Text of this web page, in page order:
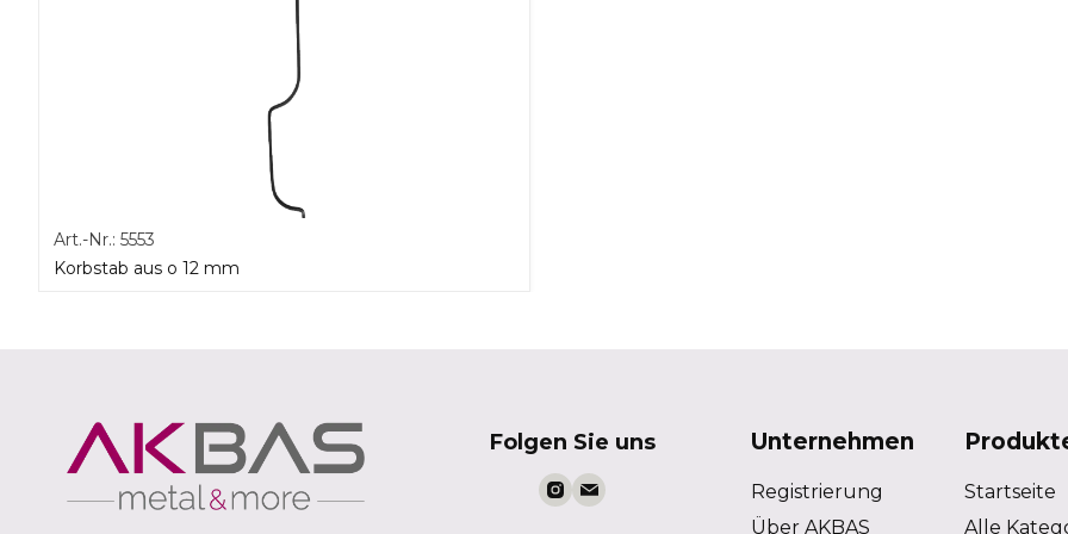
Art.-Nr.: 5553
Korbstab aus o 12 mm
Folgen Sie uns Unternehmen
Registrierung
Über AKBAS
Startseite
Alle